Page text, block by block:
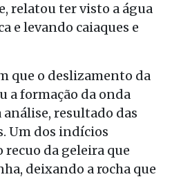
relatou ter visto a água
e levando caiaques e
que o deslizamento da
a formação da onda
resultado das
Um dos indícios
da geleira que
deixando a rocha que